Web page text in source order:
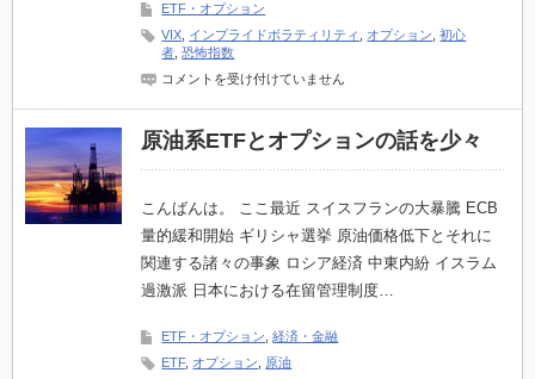
の
は
ETF・オプション
VIX インプライドボラティリティ オプション ,初心
者 ,恐怖指数
相
参
加
者
の
の
中
を
丸
裸
に
方
法
コメントを受け付けていません
原油系ETFとオプションの話を少々
こんばんは。 ここ最近 スイスフランの大暴騰 ECB
量的緩和開始 ギリシャ選挙 原油価格低下とそれに
関連する諸々の事象 ロシア経済 中東内紛 イスラム
過激派 日本における在留管理制度…
ETF・オプション ,経済・金融
ETF, オプション
原油